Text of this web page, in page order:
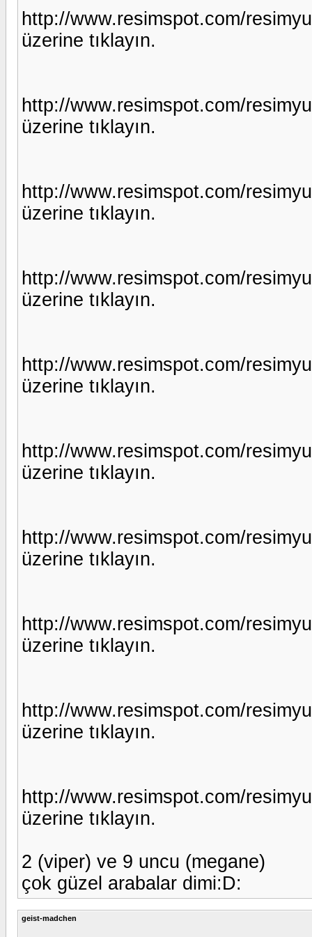
http://www.resimspot.com/
üzerine tıklayın.
http://www.resimspot.com/
üzerine tıklayın.
http://www.resimspot.com/
üzerine tıklayın.
http://www.resimspot.com/
üzerine tıklayın.
http://www.resimspot.com/
üzerine tıklayın.
http://www.resimspot.com/
üzerine tıklayın.
http://www.resimspot.com/
üzerine tıklayın.
http://www.resimspot.com/
üzerine tıklayın.
http://www.resimspot.com/
üzerine tıklayın.
http://www.resimspot.com/
üzerine tıklayın.
2 (viper) ve 9 uncu (megane)
çok güzel arabalar dimi:D:
geist-madchen